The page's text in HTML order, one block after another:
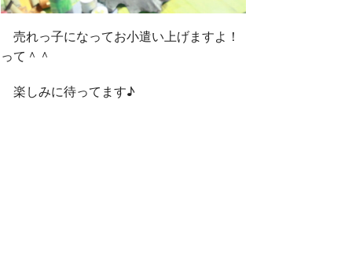
売れっ子になってお小遣い上げますよ！
って＾＾
楽しみに待ってます♪